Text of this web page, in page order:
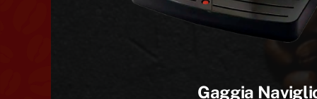
Gaggia